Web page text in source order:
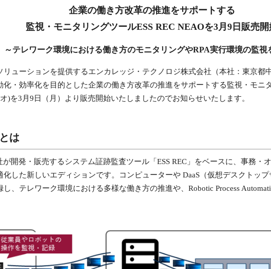
企業の働き方改革の推進をサポートする
監視・モニタリングツールESS REC NEAOを3月9日販売開
～テレワーク環境における働き方のモニタリングやRPA実行環境の監視
ューションを提供するエンカレッジ・テクノロジ株式会社（本社：東京都
・効率化を目的とした企業の働き方改革の推進をサポートする監視・モニ
)を3月9日（月）より販売開始いたしましたのでお知らせいたします。
は
が開発・販売するシステム証跡監査ツール「ESS REC」をベースに、事務・
化した新しいエディションです。コンピューターや DaaS（仮想デスクトッ
、テレワーク環境における多様な働き方の推進や、Robotic Process